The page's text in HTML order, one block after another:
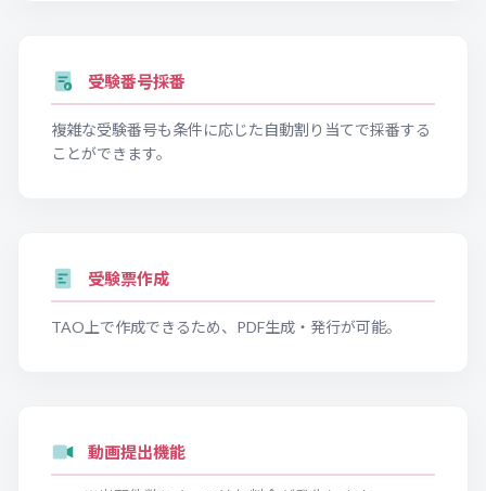
# 受験番号採番
複雑な受験番号も条件に応じた自動割り当てで採番する
ことができます。
受験票作成
TAO上で作成できるため、PDF生成・発行が可能。
動画提出機能